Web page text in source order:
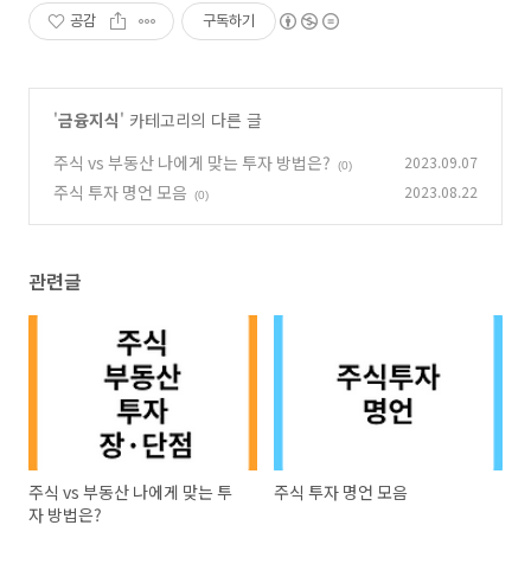
공감 구독하기
'금융지식' 카테고리의 다른 글
주식 vs 부동산 나에게 맞는 투자 방법은?
(0) 2023.09.07
주식 투자 명언 모음 (0) 2023.08.22
관련글
주식 vs 부동산 나에게 맞는 투
자 방법은?
주식 투자 명언 모음